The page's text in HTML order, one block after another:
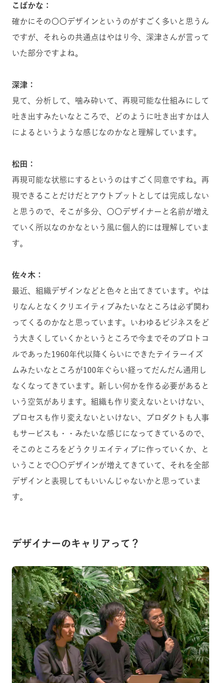
こばかな：
確かにその〇〇デザインというのがすごく多いと思うん
ですが、それらの共通点はやはり今、深津さんが言って
いた部分ですよね。
深津：
見て、分析して、噛み砕いて、再現可能な仕組みにして
吐き出すみたいなところで、どのように吐き出すかは人
によるというような感じなのかなと理解しています。
松田：
再現可能な状態にするというのはすごく同意ですね。再
現できることだけだとアウトプットとしては完成しない
と思うので、そこが多分、〇〇デザイナーと名前が増え
ていく所以なのかなという風に個人的には理解していま
す。
佐々木：
最近、組織デザインなどと色々と出てきています。やは
りなんとなくクリエイティブみたいなところは必ず関わ
ってくるのかなと思っています。いわゆるビジネスをど
う大きくしていくかというところで今までそのプロトコ
ルであった1960年代以降くらいにできたテイラーイズ
ムみたいなところが100年ぐらい経ってだんだん通用し
なくなってきています。新しい何かを作る必要があると
いう空気があります。組織も作り変えないといけない、
プロセスも作り変えないといけない、プロダクトも人事
もサービスも・・みたいな感じになってきているので、
そこのところをどうクリエイティブに作っていくか、と
いうことで〇〇デザインが増えてきていて、それを全部
デザインと表現してもいいんじゃないかと思っていま
す。
デザイナーのキャリアって？